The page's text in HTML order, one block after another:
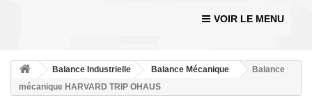
VOIR LE MENU
Balance Industrielle Balance Mécanique
Balance
mécanique HARVARD TRIP OHAUS